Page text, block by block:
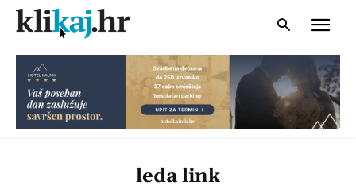
leda link